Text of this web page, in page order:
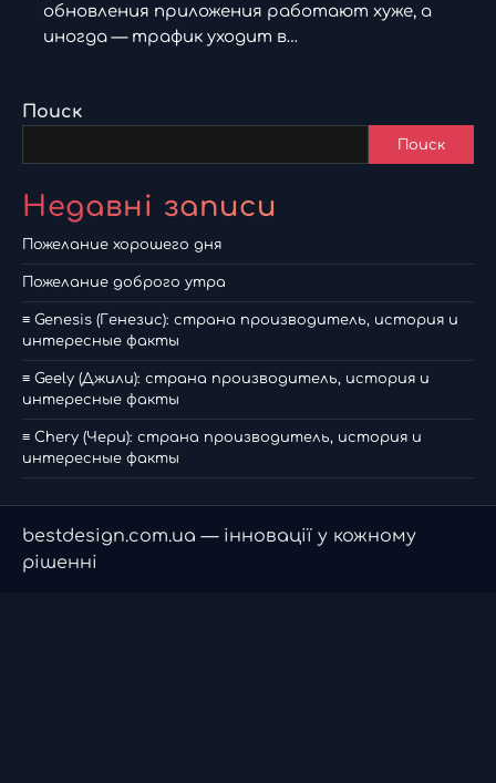
обновления приложения работают хуже, а
иногда — трафик уходит в…
Поиск
Поиск
Недавні записи
Пожелание хорошего дня
Пожелание доброго утра
≡ Genesis (Генезис): страна производитель, история и
интересные факты
≡ Geely (Джили): страна производитель, история и
интересные факты
≡ Chery (Чери): страна производитель, история и
интересные факты
bestdesign.com.ua — інновації у кожному
рішенні